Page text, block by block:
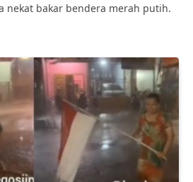
nekat bakar bendera merah putih.